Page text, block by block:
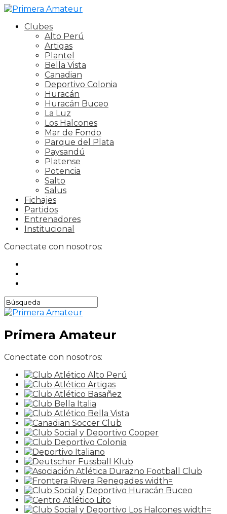
Clubes
Alto Perú
Artigas
Plantel
Bella Vista
Canadian
Deportivo Colonia
Huracán
Huracán Buceo
La Luz
Los Halcones
Mar de Fondo
Parque del Plata
Paysandú
Platense
Potencia
Salto
Salus
Fichajes
Partidos
Entrenadores
Institucional
Conectate con nosotros:
Primera Amateur
Conectate con nosotros: